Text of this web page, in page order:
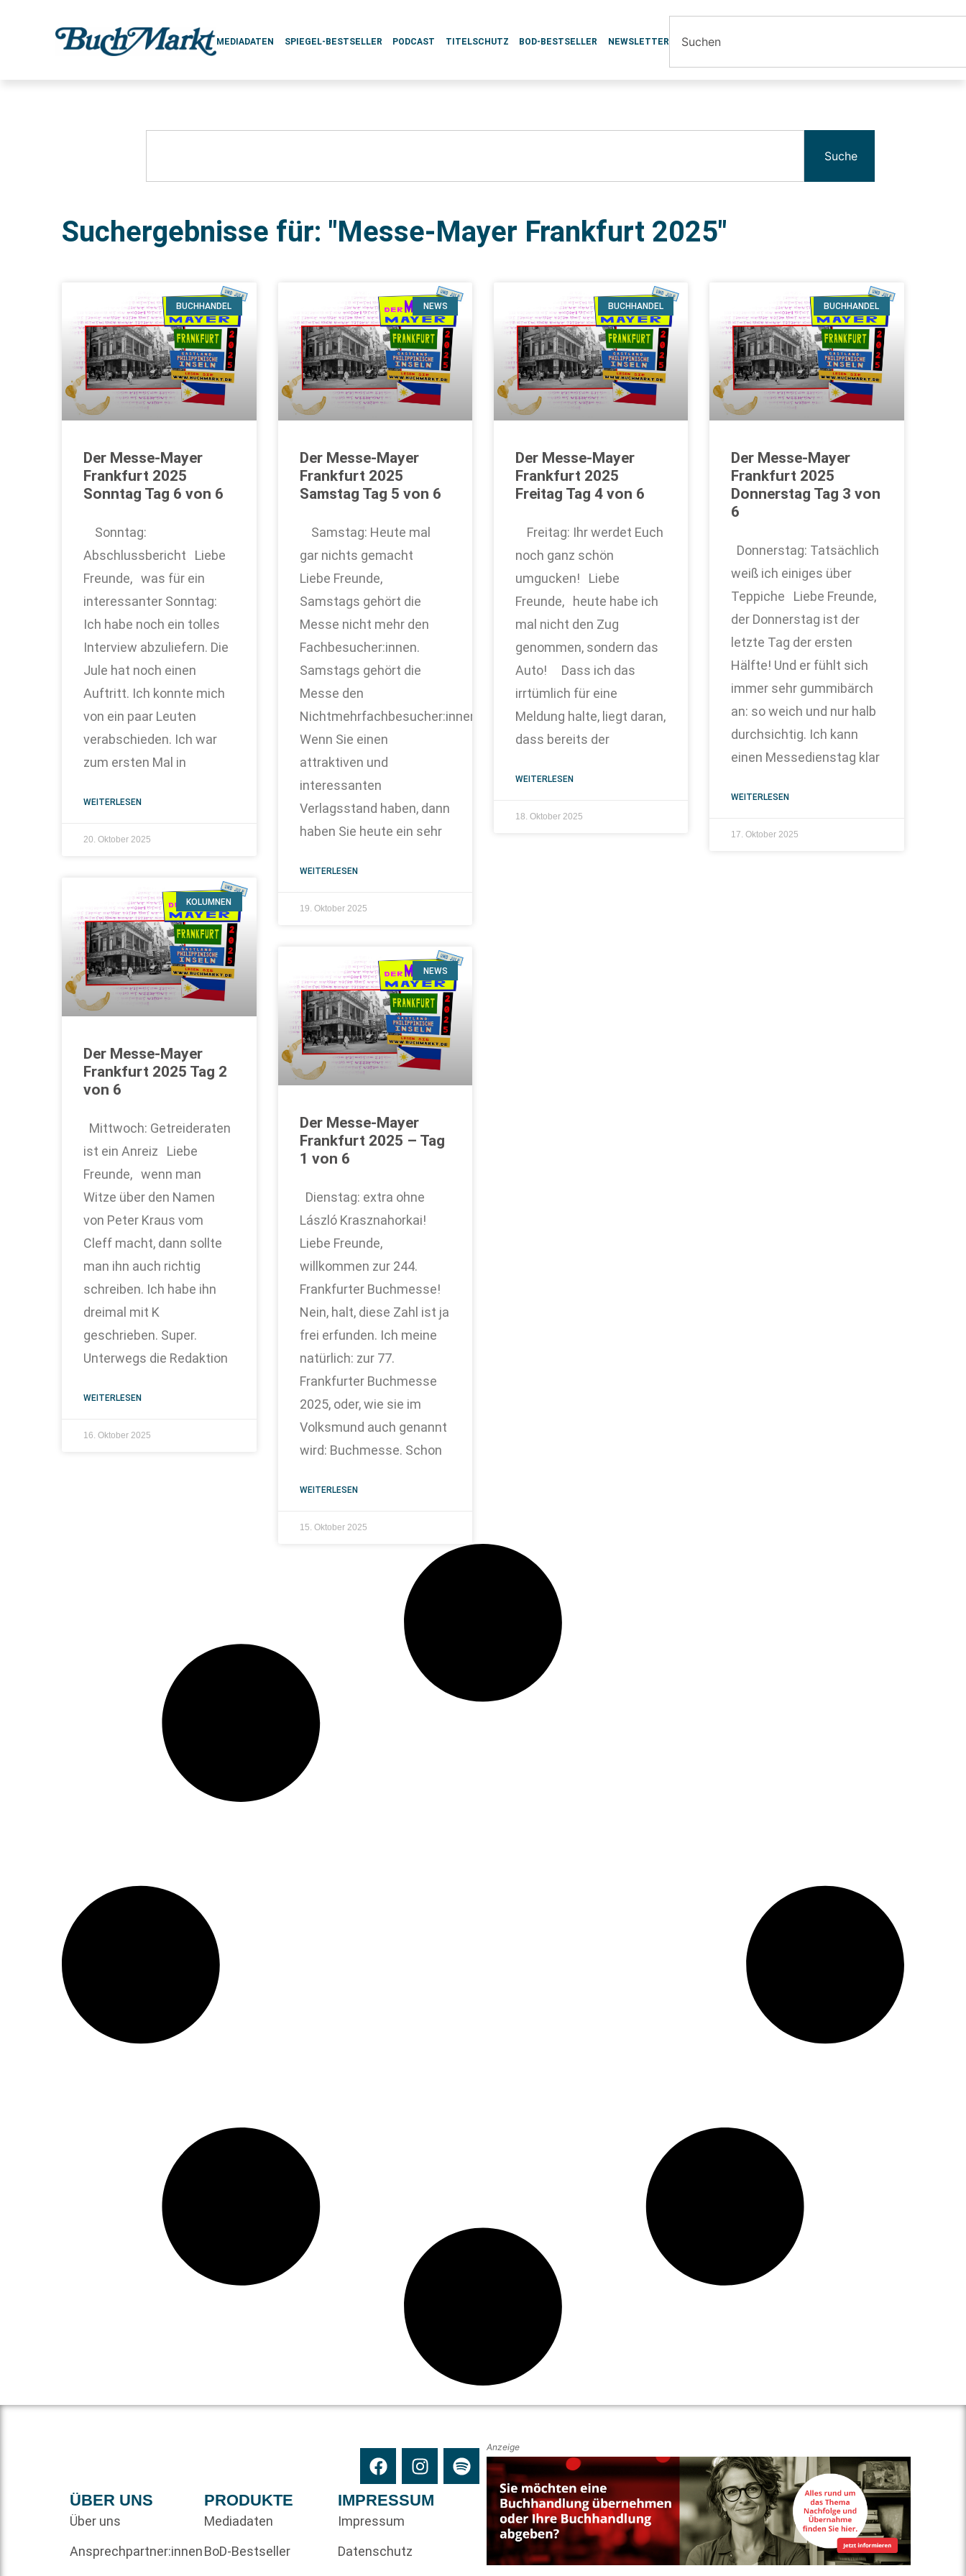
MEDIADATEN SPIEGEL-BESTSELLER PODCAST TITELSCHUTZ BOD-BESTSELLER NEWSLETTER
Suche
Suchergebnisse für: "Messe-Mayer Frankfurt 2025"
BUCHHANDEL
Der Messe-Mayer
Frankfurt 2025
Sonntag Tag 6 von 6
Sonntag:
Abschlussbericht Liebe
Freunde, was für ein
interessanter Sonntag:
Ich habe noch ein tolles
Interview abzuliefern. Die
Jule hat noch einen
Auftritt. Ich konnte mich
von ein paar Leuten
verabschieden. Ich war
zum ersten Mal in
WEITERLESEN
20. Oktober 2025
NEWS
Der Messe-Mayer
Frankfurt 2025
Samstag Tag 5 von 6
Samstag: Heute mal
gar nichts gemacht
Liebe Freunde,
Samstags gehört die
Messe nicht mehr den
Fachbesucher:innen.
Samstags gehört die
Messe den
Nichtmehrfachbesucher:innen.
Wenn Sie einen
attraktiven und
interessanten
Verlagsstand haben, dann
haben Sie heute ein sehr
WEITERLESEN
19. Oktober 2025
BUCHHANDEL
Der Messe-Mayer
Frankfurt 2025
Freitag Tag 4 von 6
Freitag: Ihr werdet Euch
noch ganz schön
umgucken! Liebe
Freunde, heute habe ich
mal nicht den Zug
genommen, sondern das
Auto! Dass ich das
irrtümlich für eine
Meldung halte, liegt daran,
dass bereits der
WEITERLESEN
18. Oktober 2025
BUCHHANDEL
Der Messe-Mayer
Frankfurt 2025
Donnerstag Tag 3 von
6
Donnerstag: Tatsächlich
weiß ich einiges über
Teppiche Liebe Freunde,
der Donnerstag ist der
letzte Tag der ersten
Hälfte! Und er fühlt sich
immer sehr gummibärch
an: so weich und nur halb
durchsichtig. Ich kann
einen Messedienstag klar
WEITERLESEN
17. Oktober 2025
KOLUMNEN
Der Messe-Mayer
Frankfurt 2025 Tag 2
von 6
Mittwoch: Getreideraten
ist ein Anreiz Liebe
Freunde, wenn man
Witze über den Namen
von Peter Kraus vom
Cleff macht, dann sollte
man ihn auch richtig
schreiben. Ich habe ihn
dreimal mit K
geschrieben. Super.
Unterwegs die Redaktion
WEITERLESEN
16. Oktober 2025
NEWS
Der Messe-Mayer
Frankfurt 2025 – Tag
1 von 6
Dienstag: extra ohne
László Krasznahorkai!
Liebe Freunde,
willkommen zur 244.
Frankfurter Buchmesse!
Nein, halt, diese Zahl ist ja
frei erfunden. Ich meine
natürlich: zur 77.
Frankfurter Buchmesse
2025, oder, wie sie im
Volksmund auch genannt
wird: Buchmesse. Schon
WEITERLESEN
15. Oktober 2025
ÜBER UNS
Über uns
Ansprechpartner:innen
PRODUKTE
Mediadaten
BoD-Bestseller
IMPRESSUM
Impressum
Datenschutz
Anzeige